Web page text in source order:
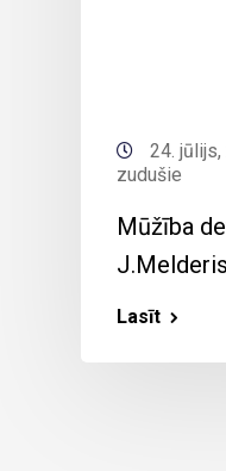
24.
zudušie
Mūžība
J.Melderis
Lasīt